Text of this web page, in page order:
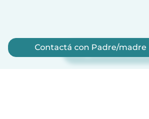
Registrate ahora
Contactá con Padre/madre